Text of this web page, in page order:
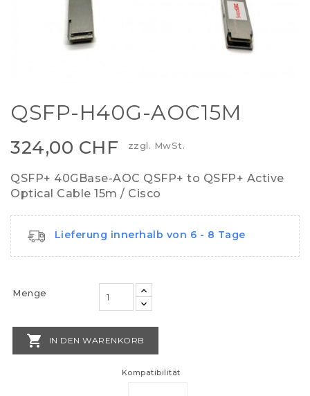
QSFP-H40G-AOC15M
324,00 CHF zzgl. MwSt.
QSFP+ 40GBase-AOC QSFP+ to QSFP+ Active
Optical Cable 15m / Cisco
Lieferung innerhalb von 6 - 8 Tage
Menge
 IN DEN WARENKORB
Kompatibilität